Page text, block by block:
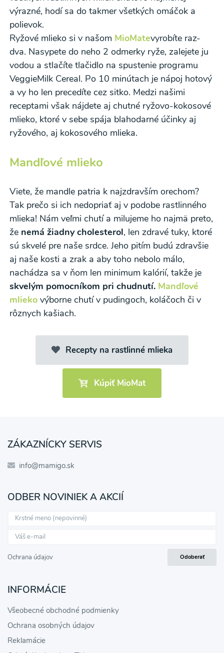
výrazné, hodí sa do takmer všetkých omáčok a
polievok.
Ryžové mlieko si v našom MioMatevyrobíte raz-
dva. Nasypete do neho 2 odmerky ryže, zalejete ju
vodou a stlačíte tlačidlo na spustenie programu
VeggieMilk Cereal. Po 10 minútach je nápoj hotový
a vy ho len precedíte cez sitko. Medzi našimi
receptami však nájdete aj chutné ryžovo-kokosové
mlieko, ktoré v sebe spája blahodarné účinky aj
ryžového, aj kokosového mlieka.
Mandľové mlieko
Viete, že mandle patria k najzdravším orechom?
Tak prečo si ich nedopriať aj v podobe rastlinného
mlieka! Nám veľmi chutí a milujeme ho najmä preto,
že nemá žiadny cholesterol, len zdravé tuky, ktoré
sú skvelé pre naše srdce. Jeho pitím budú zdravšie
aj naše kosti a zrak a aby toho nebolo málo,
nachádza sa v ňom len minimum kalórií, takže je
skvelým pomocníkom pri chudnutí. Mandľové
mliekovýborne chutí v pudingoch, koláčoch či v
rôznych kašiach.
Recepty na rastlinné mlieka
Kúpiť MioMat
ZÁKAZNÍCKY SERVIS
info@mamigo.sk
ODBER NOVINIEK A AKCIÍ
Ochrana údajov Odoberať
INFORMÁCIE
Všeobecné obchodné podmienky
Ochrana osobných údajov
Reklamácie